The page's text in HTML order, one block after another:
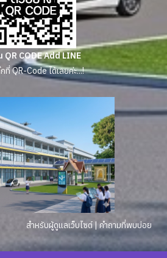
QR CODE Add LINE
ที่ QR-Code ได้เลยค่ะ...!
สำหรับผู้ดูแลเว็บไซต์| คำถามที่พบบ่อย